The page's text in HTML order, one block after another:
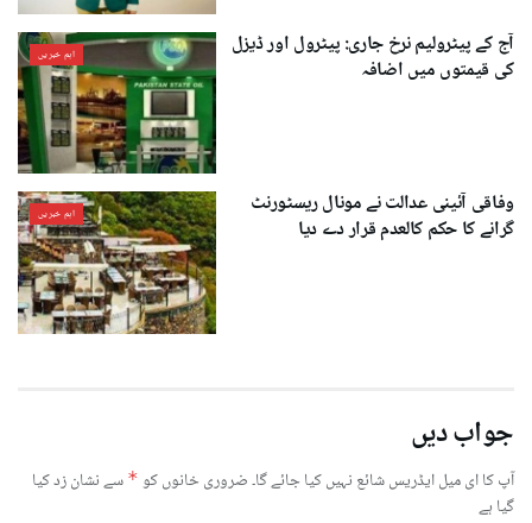
اہم خبریں
آج کے پیٹرولیم نرخ جاری: پیٹرول اور ڈیزل
کی قیمتوں میں اضافہ
اہم خبریں
وفاقی آئینی عدالت نے مونال ریسٹورنٹ
گرانے کا حکم کالعدم قرار دے دیا
جواب دیں
آپ کا ای میل ایڈریس شائع نہیں کیا جائے گا۔ضروری خانوں کو * سے نشان زد کیا
گیا ہے